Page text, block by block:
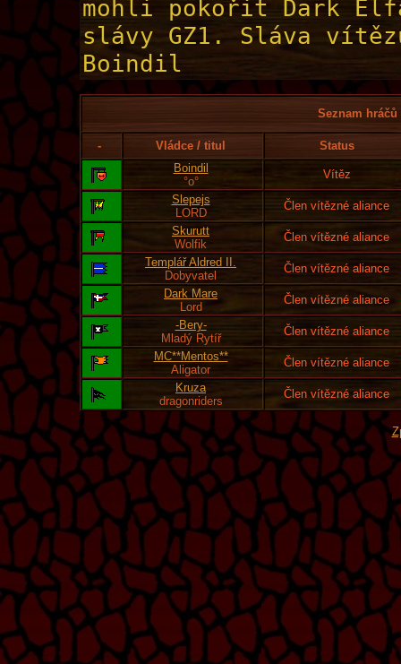
Seznam
- Vládce / titul
Status
Boindil
°o°
Vítěz
Slepejs
LORD
Člen vítězné aliance
Skurutt
Wolfik
Člen vítězné aliance
Templář Aldred II.
Dobyvatel
Člen vítězné aliance
Dark Mare
Lord
Člen vítězné aliance
-Bery-
Mladý Rytíř
Člen vítězné aliance
MC**Mentos**
Aligator
Člen vítězné aliance
Kruza
dragonriders
Člen vítězné aliance